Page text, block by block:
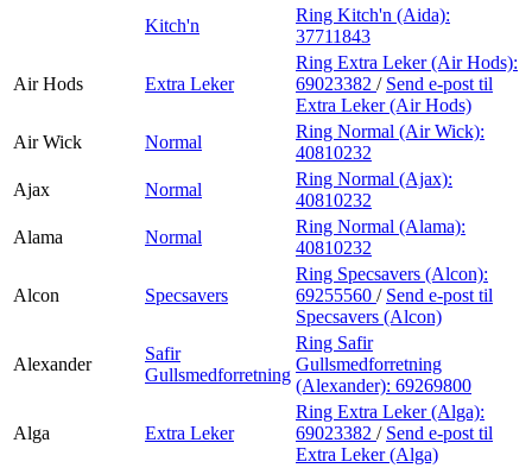
Kitch'n
Ring Kitch'n (Aida):
37711843
Air Hods Extra Leker
Ring Extra Leker (Air Hods):
69023382 / Send e-post til
Extra Leker (Air Hods)
Air Wick
Normal
Ring Normal (Air Wick):
40810232
Ajax
Normal
Ring Normal (Ajax):
40810232
Alama
Normal
Ring Normal (Alama):
40810232
Alcon Specsavers
Ring Specsavers (Alcon):
69255560 / Send e-post til
Specsavers (Alcon)
Alexander
Safir
Gullsmedforretning
Ring Safir
Gullsmedforretning
(Alexander): 69269800
Alga Extra Leker
Ring Extra Leker (Alga):
69023382 / Send e-post til
Extra Leker (Alga)